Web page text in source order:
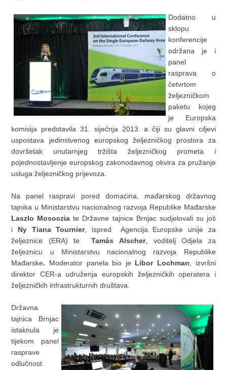
Dodatno u
sklopu
konferencije
održana je i
panel
rasprava o
četvrtom
željezničkom
paketu kojeg
je Europska
komisija predstavila 31. siječnja 2013. a čiji su glavni ciljevi
uspostava jedinstvenog europskog željezničkog prostora za
dovršetak unutarnjeg tržišta željezničkog prometa i
pojednostavljenje europskog zakonodavnog okvira za pružanje
usluga željezničkog prijevoza.
Na panel raspravi pored domaćina, mađarskog državnog
tajnika u Ministarstvu nacionalnog razvoja Republike Mađarske
Laszlo Mosocziate Državne tajnice Brnjac sudjelovali su još
i Ny Tiana Tournier, ispred Agencija Europske unije za
željeznice (ERA) te Tamás Alscher, voditelj Odjela za
željeznicu u Ministarstvu nacionalnog razvoja Republike
Mađarske. Moderator panela bio je Libor Lochman, izvršni
direktor CER-a udruženja europskih željezničkih operatera i
željezničkih infrastrukturnih društava.
Državna
tajnica Brnjac
istaknula je
tijekom panel
rasprave
odlučnost